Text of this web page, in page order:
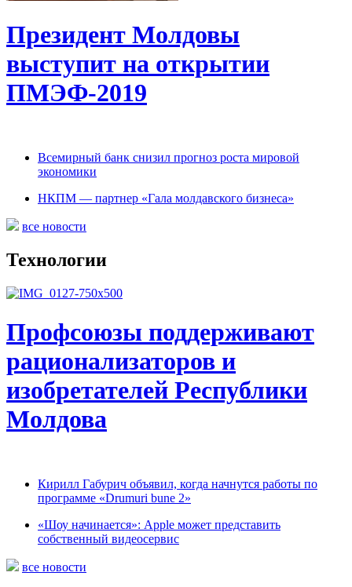
Президент Молдовы
выступит на открытии
ПМЭФ-2019
Всемирный банк снизил прогноз роста мировой
экономики
НКПМ — партнер «Гала молдавского бизнеса»
все новости
Технологии
Профсоюзы поддерживают
рационализаторов и
изобретателей Республики
Молдова
Кирилл Габурич объявил, когда начнутся работы по
программе «Drumuri bune 2»
«Шоу начинается»: Apple может представить
собственный видеосервис
все новости